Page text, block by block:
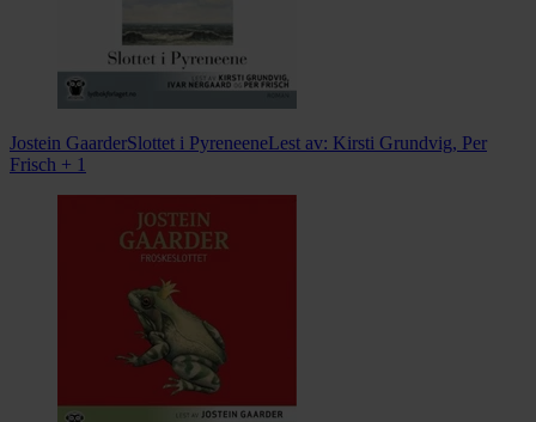
Jostein GaarderSlottet i PyreneeneLest av: Kirsti Grundvig, Per
Frisch + 1